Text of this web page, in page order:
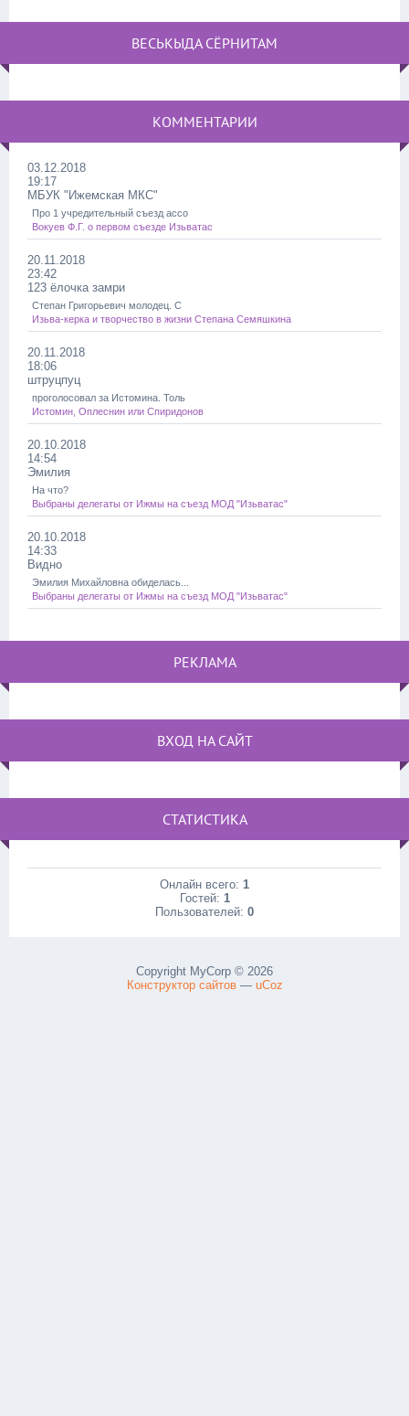
ВЕСЬКЫДА СЁРНИТАМ
КОММЕНТАРИИ
03.12.2018
19:17
МБУК "Ижемская МКС"
Про 1 учредительный съезд ассо
Вокуев Ф.Г. о первом съезде Изьватас
20.11.2018
23:42
123 ёлочка замри
Степан Григорьевич молодец. С
Изьва-керка и творчество в жизни Степана Семяшкина
20.11.2018
18:06
штруцпуц
проголосовал за Истомина. Толь
Истомин, Оплеснин или Спиридонов
20.10.2018
14:54
Эмилия
На что?
Выбраны делегаты от Ижмы на съезд МОД "Изьватас"
20.10.2018
14:33
Видно
Эмилия Михайловна обиделась...
Выбраны делегаты от Ижмы на съезд МОД "Изьватас"
РЕКЛАМА
ВХОД НА САЙТ
СТАТИСТИКА
Онлайн всего: 1
Гостей: 1
Пользователей: 0
Copyright MyCorp © 2026
Конструктор сайтов— uCoz